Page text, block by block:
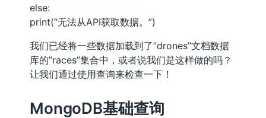
else:
print(“无法从API获取数据。”)
我们已经将一些数据加载到了”drones”文档数据
库的”races”集合中，或者说我们是这样做的吗？
让我们通过使用查询来检查一下！
MongoDB基础查询